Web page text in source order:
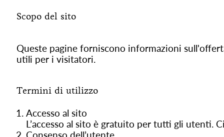
Scopo del sito
Queste pagine forniscono informazioni
utili per i visitatori.
Termini di utilizzo
Accesso al sito
L’accesso al sito è gratuito per tutti gli utenti.